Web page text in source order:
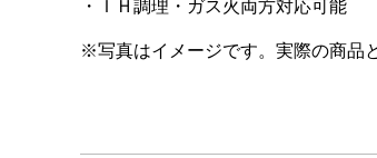
・ＩＨ調理・ガス火両方対応可能
※写真はイメージです。実際の商品